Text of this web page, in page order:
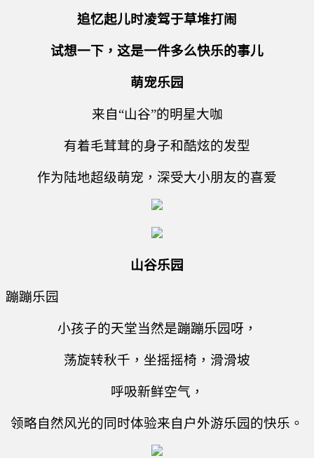
追忆起儿时凌驾于草堆打闹
试想一下，这是一件多么快乐的事儿
萌宠乐园
来自“山谷”的明星大咖
有着毛茸茸的身子和酷炫的发型
作为陆地超级萌宠，深受大小朋友的喜爱
山谷乐园
小孩子的天堂当然是蹦蹦乐园呀，
荡旋转秋千，坐摇摇椅，滑滑坡
呼吸新鲜空气，
领略自然风光的同时体验来自户外游乐园的快乐。